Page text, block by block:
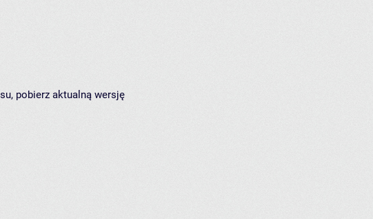
pobierz aktualną wersję